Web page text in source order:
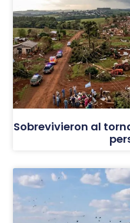
Sobrevivieron al